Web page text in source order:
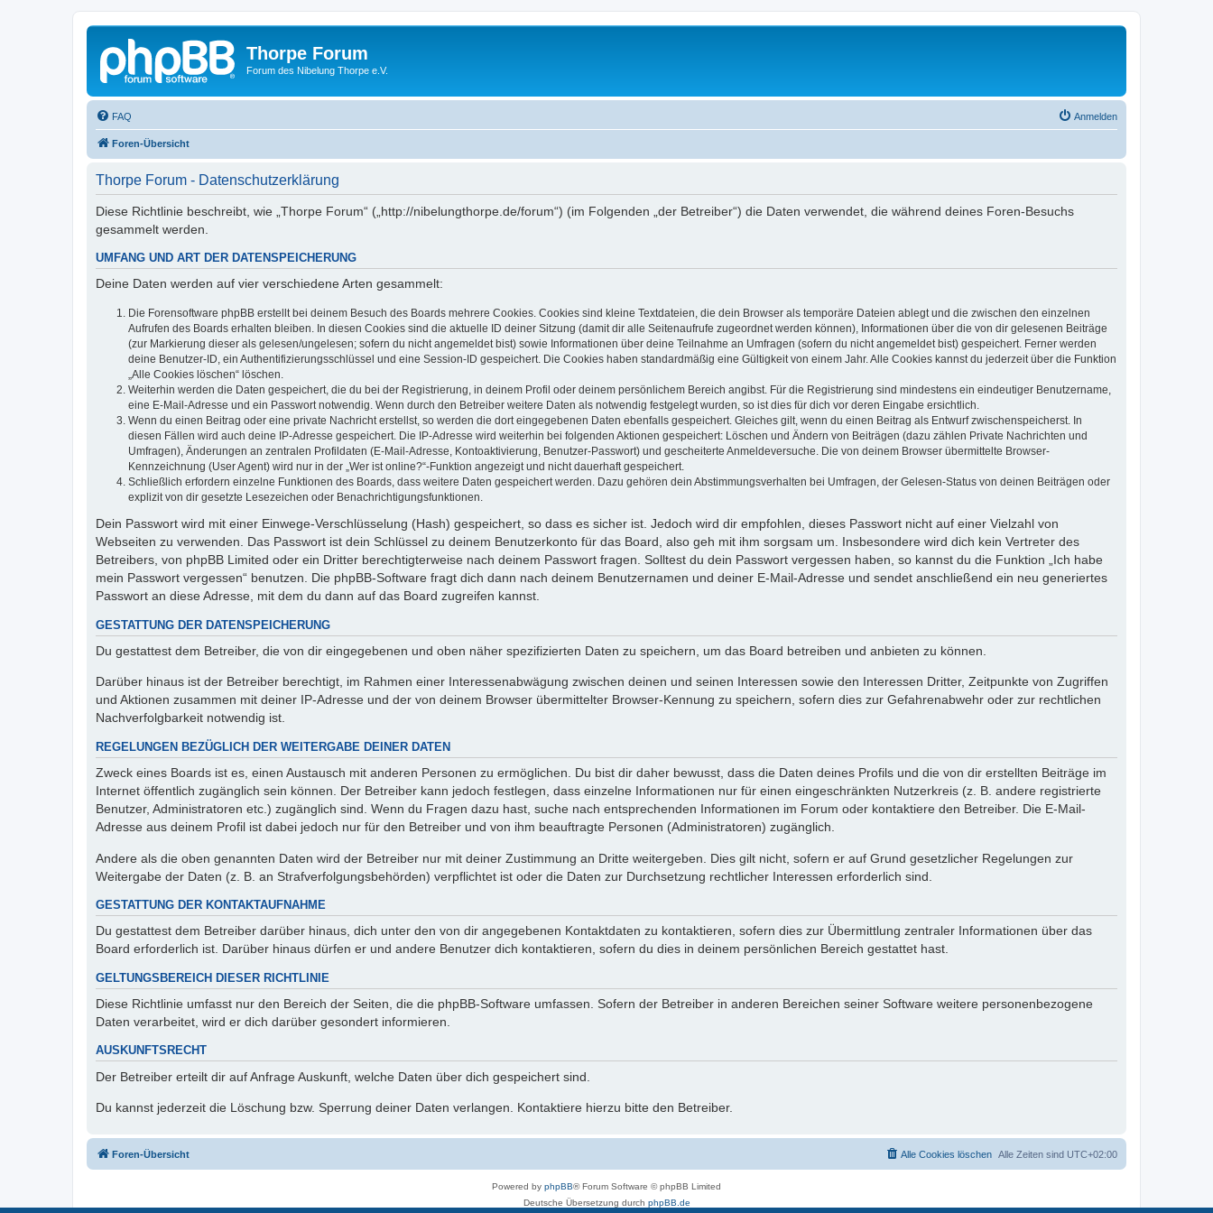
Thorpe Forum
Forum des Nibelung Thorpe e.V.
FAQ Anmelden
Foren-Übersicht
Thorpe Forum - Datenschutzerklärung
Diese Richtlinie beschreibt, wie „Thorpe Forum“ („http://nibelungthorpe.de/forum“) (im Folgenden „der Betreiber“) die Daten verwendet, die während deines Foren-Besuchs
gesammelt werden.
UMFANG UND ART DER DATENSPEICHERUNG
Deine Daten werden auf vier verschiedene Arten gesammelt:
Die Forensoftware phpBB erstellt bei deinem Besuch des Boards mehrere Cookies. Cookies sind kleine Textdateien, die dein Browser als temporäre Dateien ablegt und die zwischen den einzelnen
Aufrufen des Boards erhalten bleiben. In diesen Cookies sind die aktuelle ID deiner Sitzung (damit dir alle Seitenaufrufe zugeordnet werden können), Informationen über die von dir gelesenen Beiträge
(zur Markierung dieser als gelesen/ungelesen; sofern du nicht angemeldet bist) sowie Informationen über deine Teilnahme an Umfragen (sofern du nicht angemeldet bist) gespeichert. Ferner werden
deine Benutzer-ID, ein Authentifizierungsschlüssel und eine Session-ID gespeichert. Die Cookies haben standardmäßig eine Gültigkeit von einem Jahr. Alle Cookies kannst du jederzeit über die Funktion
„Alle Cookies löschen“ löschen.
Weiterhin werden die Daten gespeichert, die du bei der Registrierung, in deinem Profil oder deinem persönlichem Bereich angibst. Für die Registrierung sind mindestens ein eindeutiger Benutzername,
eine E-Mail-Adresse und ein Passwort notwendig. Wenn durch den Betreiber weitere Daten als notwendig festgelegt wurden, so ist dies für dich vor deren Eingabe ersichtlich.
Wenn du einen Beitrag oder eine private Nachricht erstellst, so werden die dort eingegebenen Daten ebenfalls gespeichert. Gleiches gilt, wenn du einen Beitrag als Entwurf zwischenspeicherst. In
diesen Fällen wird auch deine IP-Adresse gespeichert. Die IP-Adresse wird weiterhin bei folgenden Aktionen gespeichert: Löschen und Ändern von Beiträgen (dazu zählen Private Nachrichten und
Umfragen), Änderungen an zentralen Profildaten (E-Mail-Adresse, Kontoaktivierung, Benutzer-Passwort) und gescheiterte Anmeldeversuche. Die von deinem Browser übermittelte Browser-
Kennzeichnung (User Agent) wird nur in der „Wer ist online?“-Funktion angezeigt und nicht dauerhaft gespeichert.
Schließlich erfordern einzelne Funktionen des Boards, dass weitere Daten gespeichert werden. Dazu gehören dein Abstimmungsverhalten bei Umfragen, der Gelesen-Status von deinen Beiträgen oder
explizit von dir gesetzte Lesezeichen oder Benachrichtigungsfunktionen.
Dein Passwort wird mit einer Einwege-Verschlüsselung (Hash) gespeichert, so dass es sicher ist. Jedoch wird dir empfohlen, dieses Passwort nicht auf einer Vielzahl von
Webseiten zu verwenden. Das Passwort ist dein Schlüssel zu deinem Benutzerkonto für das Board, also geh mit ihm sorgsam um. Insbesondere wird dich kein Vertreter des
Betreibers, von phpBB Limited oder ein Dritter berechtigterweise nach deinem Passwort fragen. Solltest du dein Passwort vergessen haben, so kannst du die Funktion „Ich habe
mein Passwort vergessen“ benutzen. Die phpBB-Software fragt dich dann nach deinem Benutzernamen und deiner E-Mail-Adresse und sendet anschließend ein neu generiertes
Passwort an diese Adresse, mit dem du dann auf das Board zugreifen kannst.
GESTATTUNG DER DATENSPEICHERUNG
Du gestattest dem Betreiber, die von dir eingegebenen und oben näher spezifizierten Daten zu speichern, um das Board betreiben und anbieten zu können.
Darüber hinaus ist der Betreiber berechtigt, im Rahmen einer Interessenabwägung zwischen deinen und seinen Interessen sowie den Interessen Dritter, Zeitpunkte von Zugriffen
und Aktionen zusammen mit deiner IP-Adresse und der von deinem Browser übermittelter Browser-Kennung zu speichern, sofern dies zur Gefahrenabwehr oder zur rechtlichen
Nachverfolgbarkeit notwendig ist.
REGELUNGEN BEZÜGLICH DER WEITERGABE DEINER DATEN
Zweck eines Boards ist es, einen Austausch mit anderen Personen zu ermöglichen. Du bist dir daher bewusst, dass die Daten deines Profils und die von dir erstellten Beiträge im
Internet öffentlich zugänglich sein können. Der Betreiber kann jedoch festlegen, dass einzelne Informationen nur für einen eingeschränkten Nutzerkreis (z. B. andere registrierte
Benutzer, Administratoren etc.) zugänglich sind. Wenn du Fragen dazu hast, suche nach entsprechenden Informationen im Forum oder kontaktiere den Betreiber. Die E-Mail-
Adresse aus deinem Profil ist dabei jedoch nur für den Betreiber und von ihm beauftragte Personen (Administratoren) zugänglich.
Andere als die oben genannten Daten wird der Betreiber nur mit deiner Zustimmung an Dritte weitergeben. Dies gilt nicht, sofern er auf Grund gesetzlicher Regelungen zur
Weitergabe der Daten (z. B. an Strafverfolgungsbehörden) verpflichtet ist oder die Daten zur Durchsetzung rechtlicher Interessen erforderlich sind.
GESTATTUNG DER KONTAKTAUFNAHME
Du gestattest dem Betreiber darüber hinaus, dich unter den von dir angegebenen Kontaktdaten zu kontaktieren, sofern dies zur Übermittlung zentraler Informationen über das
Board erforderlich ist. Darüber hinaus dürfen er und andere Benutzer dich kontaktieren, sofern du dies in deinem persönlichen Bereich gestattet hast.
GELTUNGSBEREICH DIESER RICHTLINIE
Diese Richtlinie umfasst nur den Bereich der Seiten, die die phpBB-Software umfassen. Sofern der Betreiber in anderen Bereichen seiner Software weitere personenbezogene
Daten verarbeitet, wird er dich darüber gesondert informieren.
AUSKUNFTSRECHT
Der Betreiber erteilt dir auf Anfrage Auskunft, welche Daten über dich gespeichert sind.
Du kannst jederzeit die Löschung bzw. Sperrung deiner Daten verlangen. Kontaktiere hierzu bitte den Betreiber.
Foren-Übersicht Alle Zeiten sind UTC+02:00
Alle Cookies löschen
Powered by phpBB® Forum Software © phpBB Limited
Deutsche Übersetzung durch phpBB.de